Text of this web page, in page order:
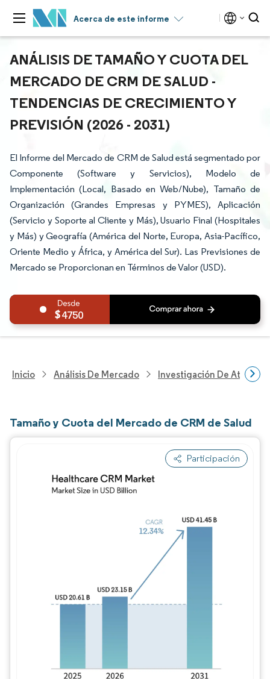
Acerca de este informe
ANÁLISIS DE TAMAÑO Y CUOTA DEL
MERCADO DE CRM DE SALUD -
TENDENCIAS DE CRECIMIENTO Y
PREVISIÓN (2026 - 2031)
El Informe del Mercado de CRM de Salud está segmentado por
Componente (Software y Servicios), Modelo de
Implementación (Local, Basado en Web/Nube), Tamaño de
Organización (Grandes Empresas y PYMES), Aplicación
(Servicio y Soporte al Cliente y Más), Usuario Final (Hospitales
y Más) y Geografía (América del Norte, Europa, Asia-Pacífico,
Oriente Medio y África, y América del Sur). Las Previsiones de
Mercado se Proporcionan en Términos de Valor (USD).
4750
Inicio Análisis De Mercado Investigación De
Tamaño y Cuota del Mercado de CRM de Salud
Participación
Imagen © Mordor Intelligence. El uso